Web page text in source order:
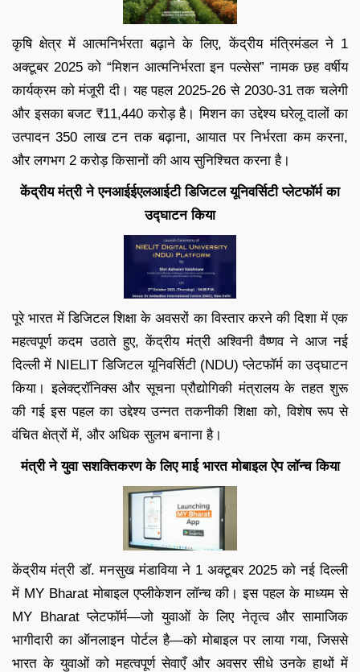
कृषि क्षेत्र में आत्मनिर्भरता बढ़ाने के लिए, केंद्रीय मंत्रिमंडल ने 1
अक्टूबर 2025 को “मिशन आत्मनिर्भरता इन पल्सेस” नामक छह वर्षीय
कार्यक्रम को मंजूरी दी। यह पहल 2025‑26 से 2030‑31 तक चलेगी
और इसका बजट ₹11,440 करोड़ है। मिशन का उद्देश्य घरेलू दालों का
उत्पादन 350 लाख टन तक बढ़ाना, आयात पर निर्भरता कम करना,
और लगभग 2 करोड़ किसानों की आय सुनिश्चित करना है।
केंद्रीय मंत्री ने एनआईईएलआईटी डिजिटल यूनिवर्सिटी प्लेटफॉर्म का
उद्घाटन किया
पूरे भारत में डिजिटल शिक्षा के अवसरों का विस्तार करने की दिशा में एक
महत्वपूर्ण कदम उठाते हुए, केंद्रीय मंत्री अश्विनी वैष्णव ने आज नई
दिल्ली में NIELIT डिजिटल यूनिवर्सिटी (NDU) प्लेटफॉर्म का उद्घाटन
किया। इलेक्ट्रॉनिक्स और सूचना प्रौद्योगिकी मंत्रालय के तहत शुरू
की गई इस पहल का उद्देश्य उन्नत तकनीकी शिक्षा को, विशेष रूप से
वंचित क्षेत्रों में, और अधिक सुलभ बनाना है।
मंत्री ने युवा सशक्तिकरण के लिए माई भारत मोबाइल ऐप लॉन्च किया
केंद्रीय मंत्री डॉ. मनसुख मंडाविया ने 1 अक्टूबर 2025 को नई दिल्ली
में MY Bharat मोबाइल एप्लीकेशन लॉन्च की। इस पहल के माध्यम से
MY Bharat प्लेटफॉर्म—जो युवाओं के लिए नेतृत्व और सामाजिक
भागीदारी का ऑनलाइन पोर्टल है—को मोबाइल पर लाया गया, जिससे
भारत के युवाओं को महत्वपूर्ण सेवाएँ और अवसर सीधे उनके हाथों में